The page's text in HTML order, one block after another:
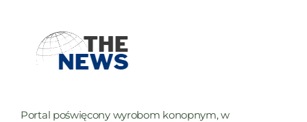
Portal poświęcony wyrobom konopnym, w